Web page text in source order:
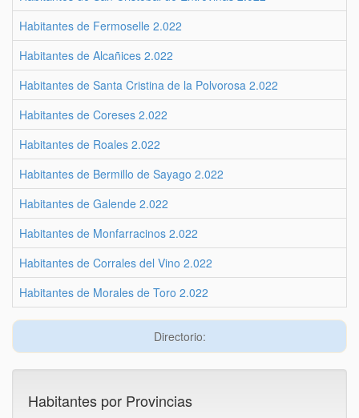
Habitantes de Fermoselle 2.022
Habitantes de Alcañices 2.022
Habitantes de Santa Cristina de la Polvorosa 2.022
Habitantes de Coreses 2.022
Habitantes de Roales 2.022
Habitantes de Bermillo de Sayago 2.022
Habitantes de Galende 2.022
Habitantes de Monfarracinos 2.022
Habitantes de Corrales del Vino 2.022
Habitantes de Morales de Toro 2.022
Directorio:
Habitantes por Provincias